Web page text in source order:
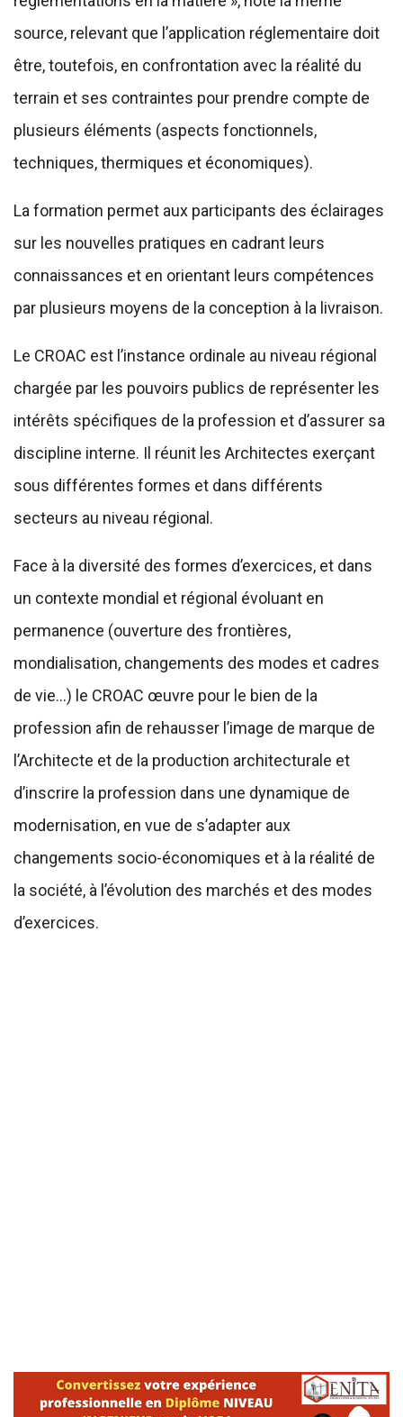
source, relevant que l’application réglementaire doit
être, toutefois, en confrontation avec la réalité du
terrain et ses contraintes pour prendre compte de
plusieurs éléments (aspects fonctionnels,
techniques, thermiques et économiques).
La formation permet aux participants des éclairages
sur les nouvelles pratiques en cadrant leurs
connaissances et en orientant leurs compétences
par plusieurs moyens de la conception à la livraison.
Le CROAC est l’instance ordinale au niveau régional
chargée par les pouvoirs publics de représenter les
intérêts spécifiques de la profession et d’assurer sa
discipline interne. Il réunit les Architectes exerçant
sous différentes formes et dans différents
secteurs au niveau régional.
Face à la diversité des formes d’exercices, et dans
un contexte mondial et régional évoluant en
permanence (ouverture des frontières,
mondialisation, changements des modes et cadres
de vie…) le CROAC œuvre pour le bien de la
profession afin de rehausser l’image de marque de
l’Architecte et de la production architecturale et
d’inscrire la profession dans une dynamique de
modernisation, en vue de s’adapter aux
changements socio-économiques et à la réalité de
la société, à l’évolution des marchés et des modes
d’exercices.